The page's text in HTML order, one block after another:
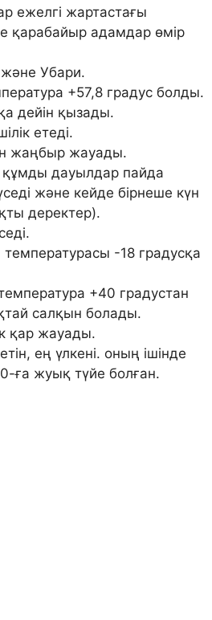
ежелгі жартастағы
қарабайыр адамдар өмір
Убари.
+57,8 градус болды.
дейін қызады.
етеді.
жаңбыр жауады.
құмды дауылдар пайда
және кейде бірнеше күн
деректер).
температурасы -18 градусқа
+40 градустан
салқын болады.
қар жауады.
ең үлкені. оның ішінде
ға жуық түйе болған.